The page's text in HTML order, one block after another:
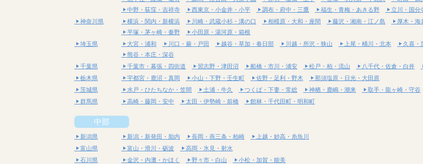
中野・荻窪・吉祥寺
西東京・小金井・小平 調布・府中・三鷹 福生・青梅・あきる野
立川・国分
神奈川県
横浜・関内・新横浜 川崎・武蔵小杉・溝の口 相模原・大和・座間 藤沢・湘南・江ノ島 厚木・海
平塚・茅ヶ崎・秦野
小田原・湯河原・箱根
埼玉県
大宮・浦和 川口・蕨・戸田 越谷・草加・春日部 川越・所沢・狭山 上尾・桶川・北本 久喜・
熊谷・本庄・深谷
千葉県
千葉市・幕張・四街道 習志野・津田沼 船橋・市川・浦安 松戸・柏・流山 八千代・佐倉・白井
栃木県
宇都宮・鹿沼・真岡 小山・下野・壬生町 佐野・足利・野木
那須塩原・日光・大田原
茨城県
水戸・ひたちなか・笠間 土浦・牛久 つくば・下妻・常総 神栖・鹿嶋・潮来 取手・龍ヶ崎・守谷
群馬県
高崎・藤岡・安中 太田・伊勢崎・前橋 館林・千代田町・明和町
中部
新潟県 新潟・新発田・胎内 長岡・燕三条・柏崎
上越・妙高・糸魚川
富山県
富山・滑川・砺波
高岡・氷見・射水
石川県
金沢・内灘・かほく 野々市・白山
小松・加賀・能美